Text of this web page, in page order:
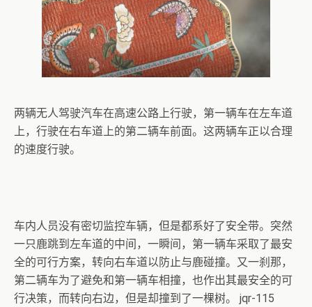
两辆无人驾驶汽车在高速公路上行驶，第一辆车在左车道
上，行驶在右车道上的第二辆车前面。这两辆车正以合理
的速度行驶。
车内人员没有密切监控车辆，但是都系好了安全带。突然
一只鹿跳到左车道的中间，一瞬间，第一辆车采取了最安
全的可行方案，转向右车道以防止与鹿碰撞。又一刹那，
第二辆车为了避免和第一辆车相撞，也作出其最安全的可
行决策，而转向右边，但是却撞到了一棵树。 jqr-115
+ 恒星世界在暴力中诞生，也在暴力中消亡！《了解宇宙
如何运行》
+ 点击我！祥义号、宝石蝶等真丝睡衣、真丝丝巾等品牌